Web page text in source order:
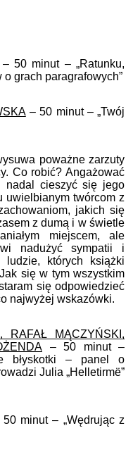
– 50 minut – „Ratunku,
o grach paragrafowych”
– 50 minut – „Twój
poważne zarzuty
Co robić? Angażować
nadal cieszyć się jego
uwielbianym twórcom z
jakich się
z dumą i w świetle
miejscem, ale
nadużyć sympatii i
których książki
się w tym wszystkim
się odpowiedzieć
najwyżej wskazówki.
RAFAŁ MĄCZYŃSKI,
– 50 minut –
błyskotki – panel o
Julia „Helletirmë”
50 minut – „Wędrując z